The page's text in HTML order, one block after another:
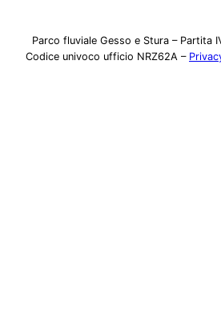
Parco fluviale Gesso e Stura – Partita
Codice univoco ufficio NRZ62A –